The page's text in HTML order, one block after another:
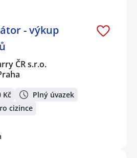
- výkup
ČR s.r.o.
Kč
Plný úvazek
cizince